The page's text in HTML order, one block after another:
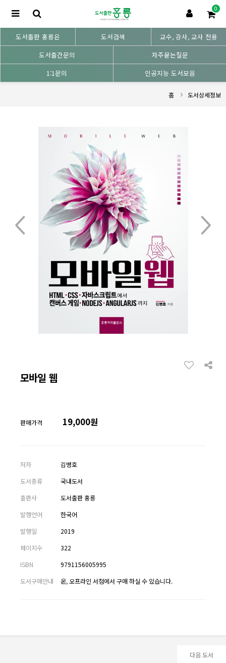
0
도서출판 홍릉은 도서검색
교수, 강사, 교사 전용
도서출간문의
자주묻는질문
1:1문의
인공지능 도서모음
홈 도서상세정보
모바일 웹
판매가격 19,000원
저자
김병호
도서종류
국내도서
출판사
도서출판 홍릉
발행언어
한국어
발행일
2019
페이지수
322
ISBN
9791156005995
도서구매안내
온, 오프라인 서점에서 구매 하실 수 있습니다.
다음 도서